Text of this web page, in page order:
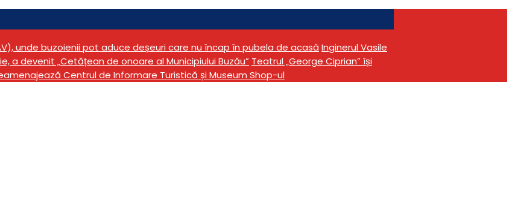
unde buzoienii pot aduce deșeuri care nu încap în pubela de acasă Inginerul Vasile
a devenit „Cetățean de onoare al Municipiului Buzău” Teatrul „George Ciprian” își
Centrul de Informare Turistică și Museum Shop-ul